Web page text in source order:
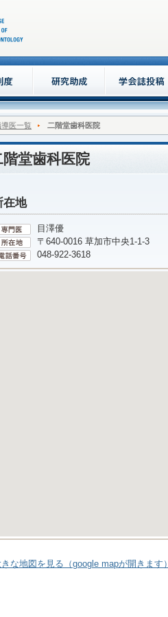
医一覧 二階堂歯科医院
階堂歯科医院
在地
目澤優
〒640-0016 草加市中央1-1-3
048-922-3618
きな地図を見る（google mapが開きます）